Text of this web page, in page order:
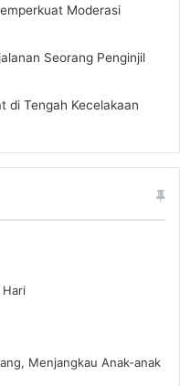
Moderasi
Seorang Penginjil
di Tengah Kecelakaan
Hari
Menjangkau Anak-anak